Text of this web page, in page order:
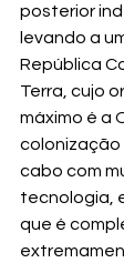
posterior
levando a
República
Terra, cujo
máximo é a
colonização
cabo com
tecnologia,
que é